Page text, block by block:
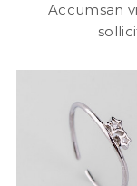
Accumsan